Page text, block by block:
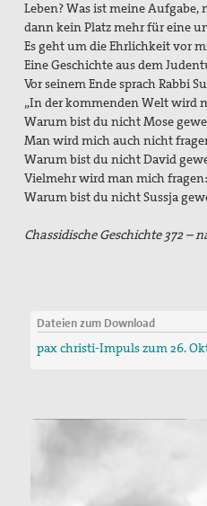
Leben? Was ist meine Aufgabe,
dann kein Platz mehr für eine
Es geht um die Ehrlichkeit vor
Eine Geschichte aus dem
Vor seinem Ende sprach Rabbi
„In der kommenden Welt wird
Warum bist du nicht Mose
Man wird mich auch nicht
Warum bist du nicht David
Vielmehr wird man mich fragen:
Warum bist du nicht Sussja
Chassidische Geschichte 372 –
Dateien zum Download
pax christi-Impuls zum 26.